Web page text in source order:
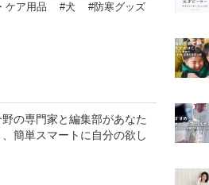
ケア用品 #犬
#防寒グッズ
の専門家と編集部があなた
簡単スマートに自分の欲し